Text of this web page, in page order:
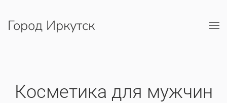
Перейти к содержимому
Город Иркутск
Косметика для мужчин